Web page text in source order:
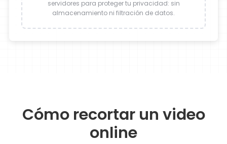
servidores para proteger tu privacidad: sin
almacenamiento ni filtración de datos.
Cómo recortar un video
online